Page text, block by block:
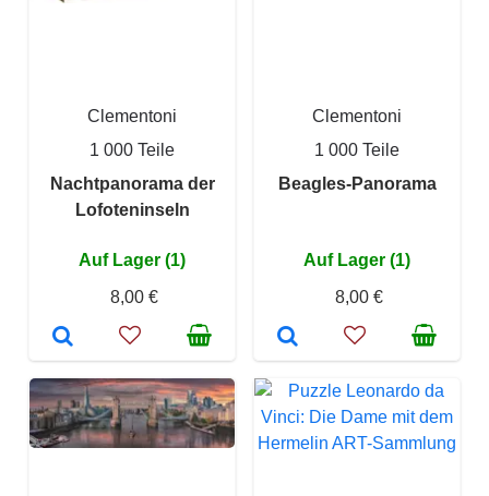
Clementoni
1 000 Teile
Nachtpanorama der
Lofoteninseln
Auf Lager (1)
8,00 €
Clementoni
1 000 Teile
Beagles-Panorama
Auf Lager (1)
8,00 €